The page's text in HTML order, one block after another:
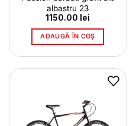
albastru 23
1150.00 lei
ADAUGĂ ÎN COȘ